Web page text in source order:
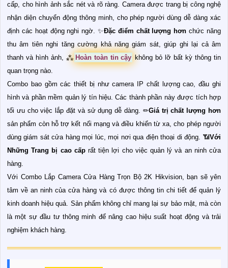
cấp, cho hình ảnh sắc nét và rõ ràng. Camera được trang bị công nghệ
nhận diện chuyển động thông minh, cho phép người dùng dễ dàng xác
định các hoạt động nghi ngờ. ✨Đặc điểm chất lượng hơnchức năng
thu âm tiên nghi tăng cường khả năng giám sát, giúp ghi lại cả âm
thanh và hình ảnh, ⁂ Hoàn toàn tin cậy không bỏ lỡ bất kỳ thông tin
quan trọng nào.
Combo bao gồm các thiết bị như camera IP chất lượng cao, đầu ghi
hình và phần mềm quản lý tín hiệu. Các thành phần này được tích hợp
tối ưu cho việc lắp đặt và sử dụng dễ dàng. ✏Giá trị chất lượng hơn
sản phẩm còn hỗ trợ kết nối mạng và điều khiển từ xa, cho phép người
dùng giám sát cửa hàng mọi lúc, mọi nơi qua điện thoại di động. 📶Với
Những Trang bị cao cấprất tiện lợi cho việc quản lý và an ninh cửa
hàng.
Với Combo Lắp Camera Cửa Hàng Trọn Bộ 2K Hikvision, bạn sẽ yên
tâm về an ninh của cửa hàng và có được thông tin chi tiết để quản lý
kinh doanh hiệu quả. Sản phẩm không chỉ mang lại sự bảo mật, mà còn
là một sự đầu tư thông minh để nâng cao hiệu suất hoạt động và trải
nghiệm khách hàng.